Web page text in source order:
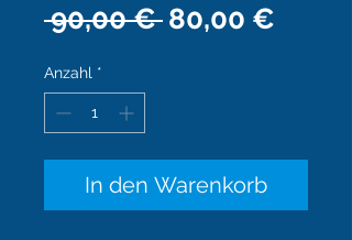
90,00 € Standardpreis
80,00 €
Anzahl *
In den Warenkorb